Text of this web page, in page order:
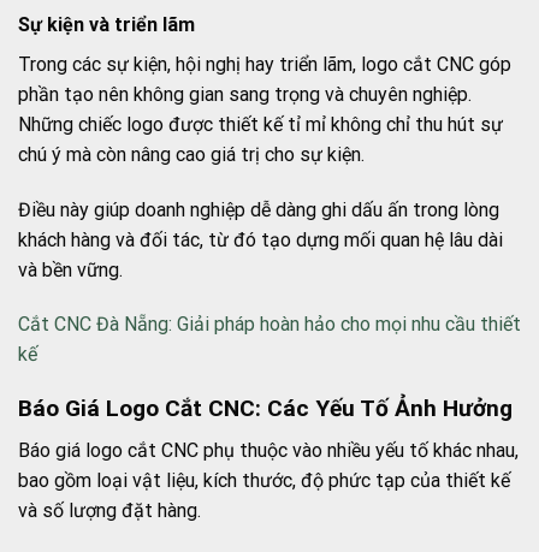
Sự kiện và triển lãm
Trong các sự kiện, hội nghị hay triển lãm, logo cắt CNC góp
phần tạo nên không gian sang trọng và chuyên nghiệp.
Những chiếc logo được thiết kế tỉ mỉ không chỉ thu hút sự
chú ý mà còn nâng cao giá trị cho sự kiện.
Điều này giúp doanh nghiệp dễ dàng ghi dấu ấn trong lòng
khách hàng và đối tác, từ đó tạo dựng mối quan hệ lâu dài
và bền vững.
Cắt CNC Đà Nẵng: Giải pháp hoàn hảo cho mọi nhu cầu thiết
kế
Báo Giá Logo Cắt CNC: Các Yếu Tố Ảnh Hưởng
Báo giá logo cắt CNC phụ thuộc vào nhiều yếu tố khác nhau,
bao gồm loại vật liệu, kích thước, độ phức tạp của thiết kế
và số lượng đặt hàng.